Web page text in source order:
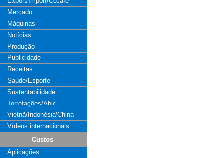
Mercado
Máquinas
Notícias
Produção
Publicidade
Receitas
Saúde/Esporte
Sustentabilidade
Torrefações/Abic
Vietnã/Indonésia/China
Vídeos internacionais
Custos
Aplicações